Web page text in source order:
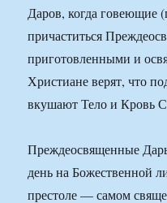
Даров, когда говеющие
причаститься
приготовленными и
Христиане верят, что
вкушают Тело и Кровь
Преждеосвященные
день на Божественной
престоле — самом